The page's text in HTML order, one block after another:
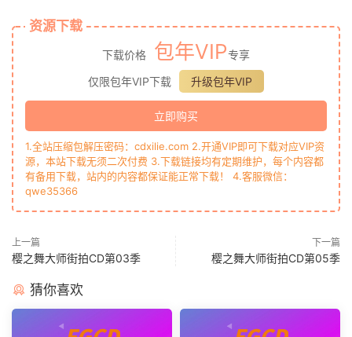
资源下载
下载价格 包年VIP专享
仅限包年VIP下载
升级包年VIP
立即购买
1.全站压缩包解压密码：cdxilie.com 2.开通VIP即可下载对应VIP资
源，本站下载无须二次付费 3.下载链接均有定期维护，每个内容都
有备用下载，站内的内容都保证能正常下载！ 4.客服微信：
qwe35366
上一篇
樱之舞大师街拍CD第03季
下一篇
樱之舞大师街拍CD第05季
猜你喜欢